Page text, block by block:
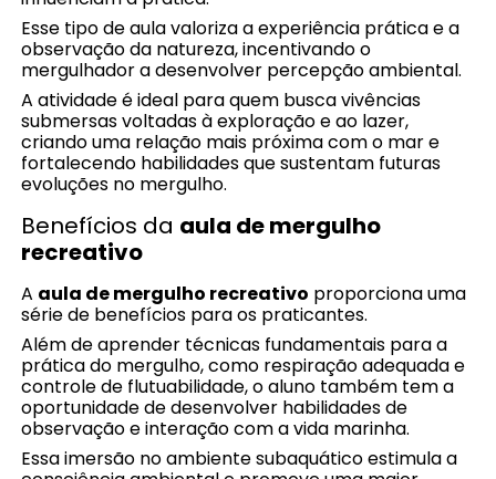
Esse tipo de aula valoriza a experiência prática e a
observação da natureza, incentivando o
mergulhador a desenvolver percepção ambiental.
A atividade é ideal para quem busca vivências
submersas voltadas à exploração e ao lazer,
criando uma relação mais próxima com o mar e
fortalecendo habilidades que sustentam futuras
evoluções no mergulho.
Benefícios da aula de mergulho
recreativo
A aula de mergulho recreativo proporciona uma
série de benefícios para os praticantes.
Além de aprender técnicas fundamentais para a
prática do mergulho, como respiração adequada e
controle de flutuabilidade, o aluno também tem a
oportunidade de desenvolver habilidades de
observação e interação com a vida marinha.
Essa imersão no ambiente subaquático estimula a